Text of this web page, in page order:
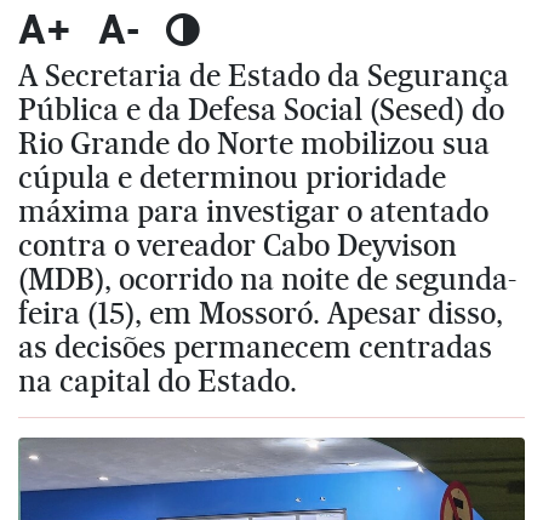
A+ A-
A Secretaria de Estado da Segurança
Pública e da Defesa Social (Sesed) do
Rio Grande do Norte mobilizou sua
cúpula e determinou prioridade
máxima para investigar o atentado
contra o vereador Cabo Deyvison
(MDB), ocorrido na noite de segunda-
feira (15), em Mossoró. Apesar disso,
as decisões permanecem centradas
na capital do Estado.